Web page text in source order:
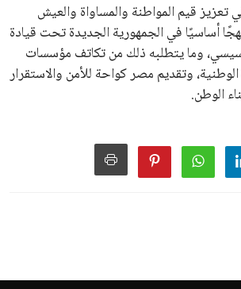
تعزيز قيم المواطنة والمساواة والعيش
أساسيًا في الجمهورية الجديدة تحت قيادة
وما يتطلبه ذلك من تكاتف مؤسسات
وتقديم مصر كواحة للأمن والاستقرار
الوطن.